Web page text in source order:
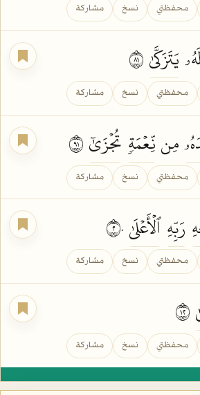
محفظتي نسخ مشاركة
يَتَزَكَّىٰ
محفظتي نسخ مشاركة
مِننِّعۡمَةٖ تُجۡزَىٰٓ
محفظتي نسخ مشاركة
رَبِّهِ ٱلۡأَعۡلَىٰ
محفظتي نسخ مشاركة
محفظتي نسخ مشاركة